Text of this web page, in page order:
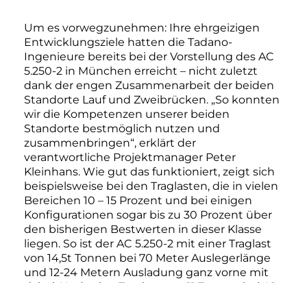
Um es vorwegzunehmen: Ihre ehrgeizigen
Entwicklungsziele hatten die Tadano-
Ingenieure bereits bei der Vorstellung des AC
5.250-2 in München erreicht – nicht zuletzt
dank der engen Zusammenarbeit der beiden
Standorte Lauf und Zweibrücken. „So konnten
wir die Kompetenzen unserer beiden
Standorte bestmöglich nutzen und
zusammenbringen“, erklärt der
verantwortliche Projektmanager Peter
Kleinhans. Wie gut das funktioniert, zeigt sich
beispielsweise bei den Traglasten, die in vielen
Bereichen 10 – 15 Prozent und bei einigen
Konfigurationen sogar bis zu 30 Prozent über
den bisherigen Bestwerten in dieser Klasse
liegen. So ist der AC 5.250-2 mit einer Traglast
von 14,5t Tonnen bei 70 Meter Auslegerlänge
und 12-24 Metern Ausladung ganz vorne mit